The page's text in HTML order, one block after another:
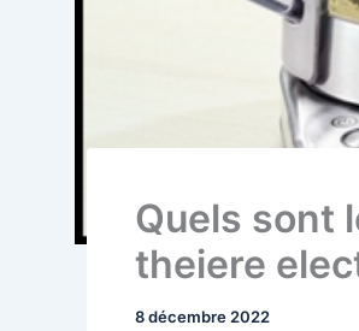
Quels sont
theiere
8 décembre 2022